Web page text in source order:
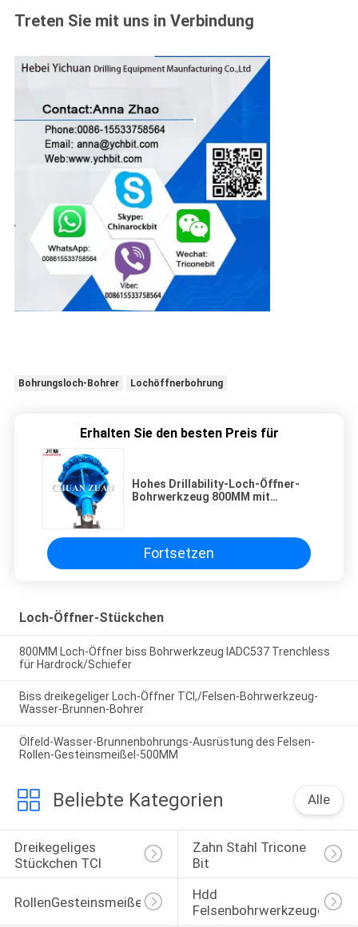
Treten Sie mit uns in Verbindung
Bohrungsloch-Bohrer Lochöffnerbohrung
Erhalten Sie den besten Preis für
Hohes Drillability-Loch-Öffner-
Bohrwerkzeug 800MM mit
Fortsetzen
Loch-Öffner-Stückchen
800MM Loch-Öffner biss Bohrwerkzeug IADC537 Trenchless
für Hardrock/Schiefer
Biss dreikegeliger Loch-Öffner TCI,/Felsen-Bohrwerkzeug-
Wasser-Brunnen-Bohrer
Ölfeld-Wasser-Brunnenbohrungs-Ausrüstung des Felsen-
Rollen-Gesteinsmeißel-500MM
Beliebte Kategorien Alle
Dreikegeliges
Stückchen TCI
Zahn Stahl Tricone
Bit
RollenGesteinsmeißel
Hdd
Felsenbohrwerkzeuge